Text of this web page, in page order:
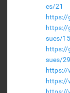
es/21
https://
https://
sues/15
https://
sues/29
https://
https://